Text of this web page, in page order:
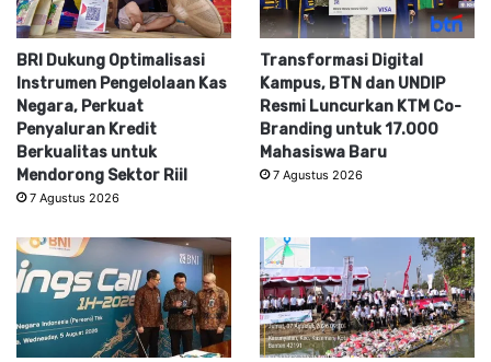
BRI Dukung Optimalisasi
Instrumen Pengelolaan Kas
Negara, Perkuat
Penyaluran Kredit
Berkualitas untuk
Mendorong Sektor Riil
7 Agustus 2026
Transformasi Digital
Kampus, BTN dan UNDIP
Resmi Luncurkan KTM Co-
Branding untuk 17.000
Mahasiswa Baru
7 Agustus 2026